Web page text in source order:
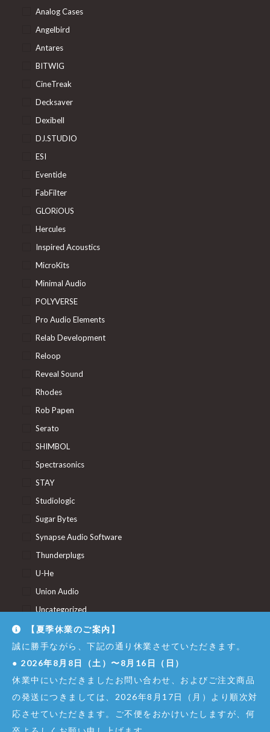
Analog Cases
Angelbird
Antares
BITWIG
CineTreak
Decksaver
Dexibell
DJ.STUDIO
ESI
Eventide
FabFilter
GLORiOUS
Hercules
Inspired Acoustics
MicroKits
Minimal Audio
POLYVERSE
Pro Audio Elements
Relab Development
Reloop
Reveal Sound
Rhodes
Rob Papen
Serato
SHIMBOL
Spectrasonics
STAY
Studiologic
Sugar Bytes
Synapse Audio Software
Thunderplugs
U-He
Union Audio
Uncategorized
最新情報
キャンペーン
アーティスト
イベント
チュートリアル
トピック
【夏季休業のご案内】
誠に勝手ながら、下記の通り休業させていただきます。
● 2026年8月8日（土）〜8月16日（日）
休業中にいただきましたお問い合わせ、およびご注文商品
の発送につきましては、2026年8月17日（月）より順次対
応させていただきます。ご不便をおかけいたしますが、何